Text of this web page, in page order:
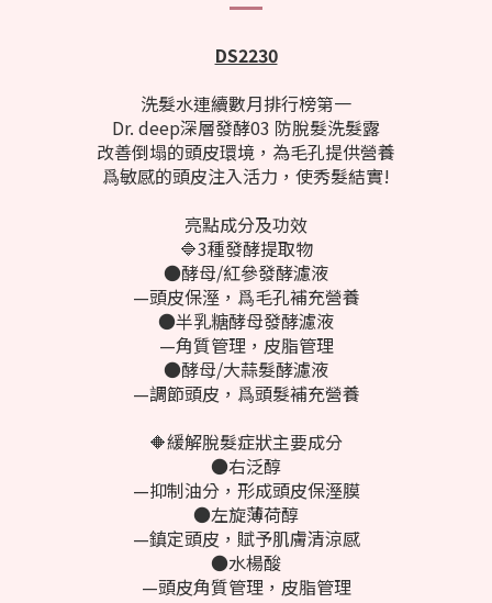
DS2230
洗髮水連續數月排行榜第一
Dr. deep深層發酵03 防脫髮洗髮露
改善倒塌的頭皮環境，為毛孔提供營養
爲敏感的頭皮注入活力，使秀髮結實!
亮點成分及功效
🔷3種發酵提取物
●酵母/紅參發酵濾液
—頭皮保溼，爲毛孔補充營養
●半乳糖酵母發酵濾液
—角質管理，皮脂管理
●酵母/大蒜髮酵濾液
—調節頭皮，爲頭髮補充營養
🔶緩解脫髮症狀主要成分
●右泛醇
—抑制油分，形成頭皮保溼膜
●左旋薄荷醇
—鎮定頭皮，賦予肌膚清涼感
●水楊酸
—頭皮角質管理，皮脂管理